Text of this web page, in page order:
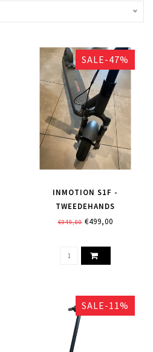
SALE-47%
INMOTION S1F -
TWEEDEHANDS
€949,00€499,00
SALE-11%